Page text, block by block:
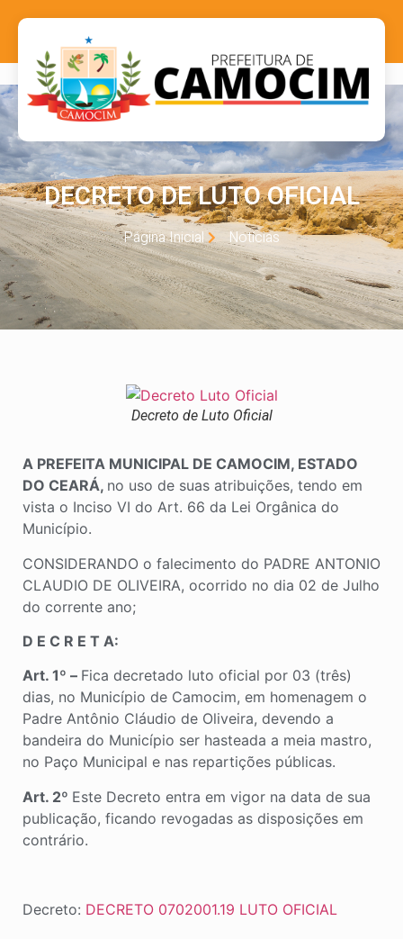
DECRETO DE LUTO OFICIAL
Página Inicial Notícias
Decreto de Luto Oficial
A PREFEITA MUNICIPAL DE CAMOCIM, ESTADO
DO CEARÁ, no uso de suas atribuições, tendo em
vista o Inciso VI do Art. 66 da Lei Orgânica do
Município.
CONSIDERANDO o falecimento do PADRE ANTONIO
CLAUDIO DE OLIVEIRA, ocorrido no dia 02 de Julho
do corrente ano;
D E C R E T A:
Art. 1º – Fica decretado luto oficial por 03 (três)
dias, no Município de Camocim, em homenagem o
Padre Antônio Cláudio de Oliveira, devendo a
bandeira do Município ser hasteada a meia mastro,
no Paço Municipal e nas repartições públicas.
Art. 2º Este Decreto entra em vigor na data de sua
publicação, ficando revogadas as disposições em
contrário.
Decreto: DECRETO 0702001.19 LUTO OFICIAL